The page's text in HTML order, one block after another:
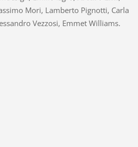
Mori, Lamberto Pignotti, Carla
Vezzosi, Emmet Williams.